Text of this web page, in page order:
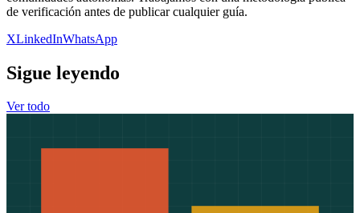
de verificación antes de publicar cualquier guía.
XLinkedInWhatsApp
Sigue leyendo
Ver todo